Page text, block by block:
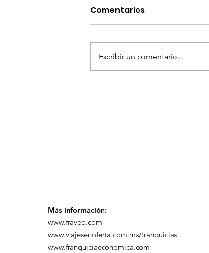
GoMapTravelByFraveo
Comentarios
Escribir un comentario...
Más información:
www.fraveo.com
www.viajesenoferta.com.mx/franquicias
www.franquiciaeconomica.com